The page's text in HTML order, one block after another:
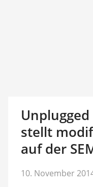
stellt
auf der
10. November